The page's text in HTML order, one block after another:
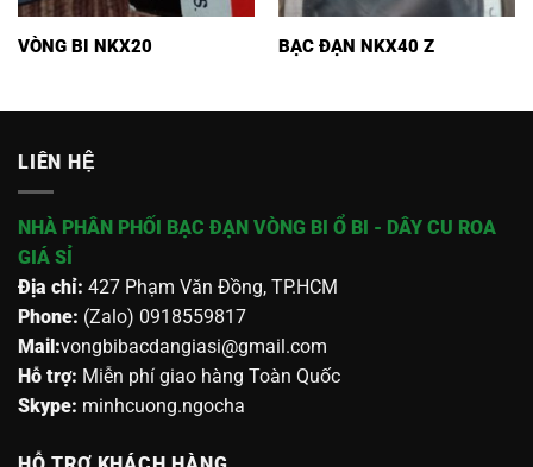
VÒNG BI NKX20 BẠC ĐẠN NKX40 Z
LIÊN HỆ
NHÀ PHÂN PHỐI BẠC ĐẠN VÒNG BI Ổ BI - DÂY CU ROA
GIÁ SỈ
Địa chỉ: 427 Phạm Văn Đồng, TP.HCM
Phone: (Zalo) 0918559817
Mail:vongbibacdangiasi@gmail.com
Hỗ trợ: Miễn phí giao hàng Toàn Quốc
Skype: minhcuong.ngocha